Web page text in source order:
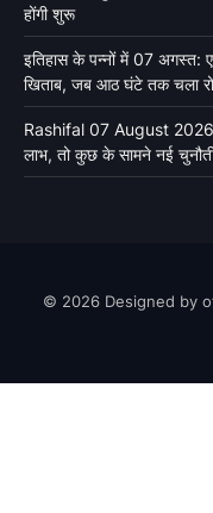
होंगी शुरू
इतिहास के पन्नों में 07 अगस्त:
खिताब, जब आठ घंटे तक चला
Rashifal 07 August 2026:
लाभ, तो कुछ के सामने नई
© 2026 Designed by